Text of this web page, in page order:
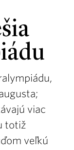
viac
totiž
veľkú